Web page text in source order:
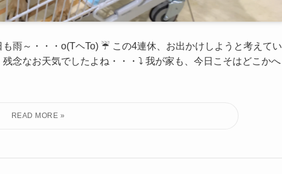
雨～・・・o(TヘTo) ☔ この4連休、お出かけしようと考えてい
念なお天気でしたよね・・・⤵ 我が家も、今日こそはどこかへ